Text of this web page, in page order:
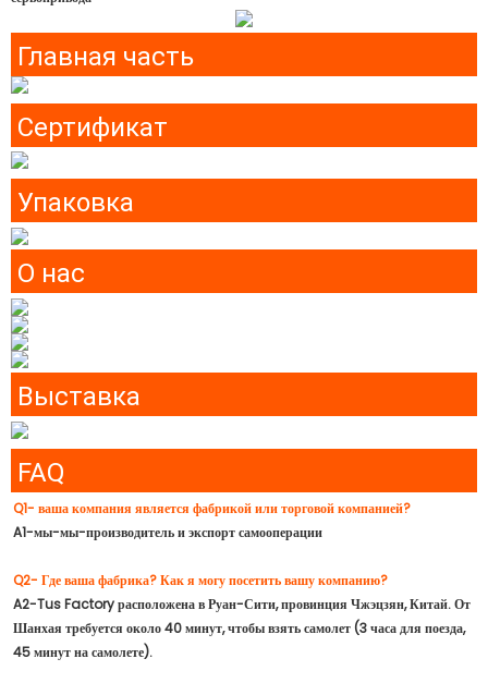
Главная часть
Сертификат
Упаковка
О нас
Выставка
FAQ
Q1- ваша компания является фабрикой или торговой компанией?
A1-мы-мы-производитель и экспорт самооперации
Q2- Где ваша фабрика? Как я могу посетить вашу компанию?
A2-Tus Factory расположена в Руан-Сити, провинция Чжэцзян, Китай. От
Шанхая требуется около 40 минут, чтобы взять самолет (3 часа для поезда,
45 минут на самолете).